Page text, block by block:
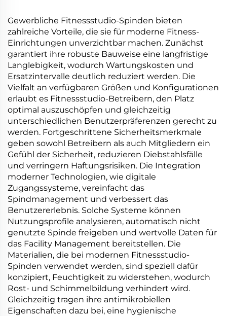
Gewerbliche Fitnessstudio-Spinden bieten
zahlreiche Vorteile, die sie für moderne Fitness-
Einrichtungen unverzichtbar machen. Zunächst
garantiert ihre robuste Bauweise eine langfristige
Langlebigkeit, wodurch Wartungskosten und
Ersatzintervalle deutlich reduziert werden. Die
Vielfalt an verfügbaren Größen und Konfigurationen
erlaubt es Fitnessstudio-Betreibern, den Platz
optimal auszuschöpfen und gleichzeitig
unterschiedlichen Benutzerpräferenzen gerecht zu
werden. Fortgeschrittene Sicherheitsmerkmale
geben sowohl Betreibern als auch Mitgliedern ein
Gefühl der Sicherheit, reduzieren Diebstahlsfälle
und verringern Haftungsrisiken. Die Integration
moderner Technologien, wie digitale
Zugangssysteme, vereinfacht das
Spindmanagement und verbessert das
Benutzererlebnis. Solche Systeme können
Nutzungsprofile analysieren, automatisch nicht
genutzte Spinde freigeben und wertvolle Daten für
das Facility Management bereitstellen. Die
Materialien, die bei modernen Fitnessstudio-
Spinden verwendet werden, sind speziell dafür
konzipiert, Feuchtigkeit zu widerstehen, wodurch
Rost- und Schimmelbildung verhindert wird.
Gleichzeitig tragen ihre antimikrobiellen
Eigenschaften dazu bei, eine hygienische